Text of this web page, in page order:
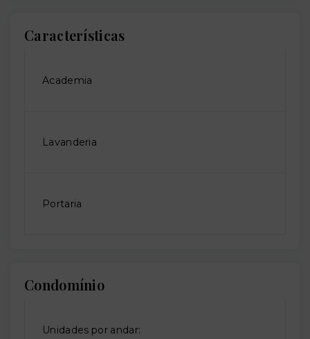
Características
Academia
Lavanderia
Portaria
Condomínio
Unidades por andar: